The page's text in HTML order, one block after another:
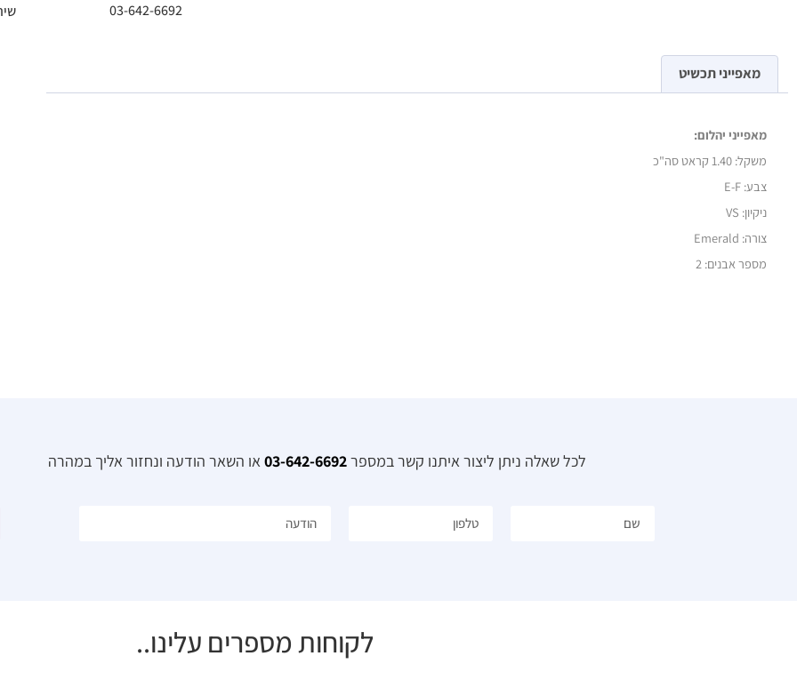
03-642-6692
מאפייני תכשיט
מאפייני יהלום:
משקל: 1.40 קראט סה"כ
צבע: E-F
ניקיון: VS
צורה: Emerald
מספר אבנים: 2
לכל שאלה ניתן ליצור איתנו קשר במספר03-642-6692או השאר הודעה ונחזור אליך במהרה​
לקוחות מספרים עלינו..